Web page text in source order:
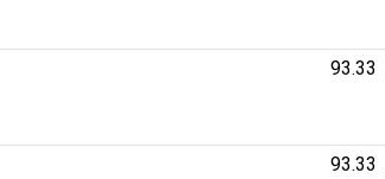
93.33
93.33